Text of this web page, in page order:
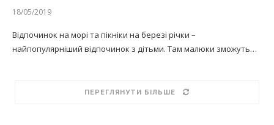
18/05/2019
Відпочинок на морі та пікніки на березі річки –
найпопулярніший відпочинок з дітьми. Там малюки зможуть…
ПЕРЕГЛЯНУТИ БІЛЬШЕ